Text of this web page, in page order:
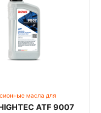
масла для
трансмиссий
ATF 9007